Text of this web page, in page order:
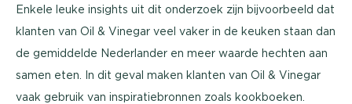
Enkele leuke insights uit dit onderzoek zijn bijvoorbeeld dat
klanten van Oil & Vinegar veel vaker in de keuken staan dan
de gemiddelde Nederlander en meer waarde hechten aan
samen eten. In dit geval maken klanten van Oil & Vinegar
vaak gebruik van inspiratiebronnen zoals kookboeken.